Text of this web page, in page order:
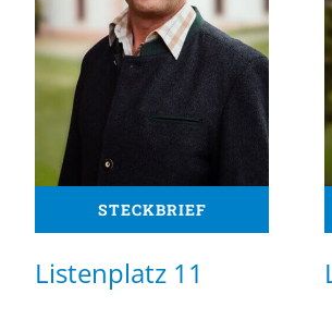
STECKBRIEF
Listenplatz 11